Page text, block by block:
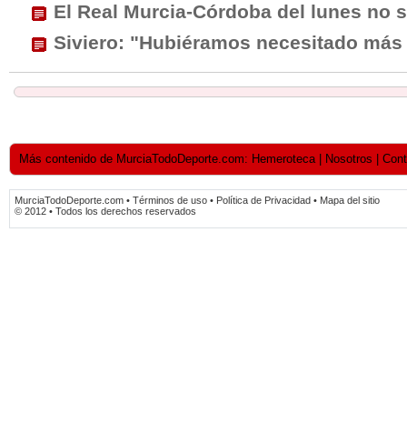
El Real Murcia-Córdoba del lunes no
Siviero: "Hubiéramos necesitado
Más contenido de MurciaTodoDeporte.com: Hemeroteca | Nosotros |
MurciaTodoDeporte.com • Términos de uso • Política de Privacidad • Mapa del sitio
© 2012 • Todos los derechos reservados